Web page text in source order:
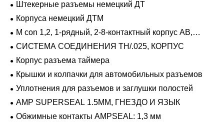
Штекерные разъемы немецкий ДТ
Корпуса немецкий ДТМ
M con 1,2, 1-рядный, 2-8-контактный корпус AB,
герметичный
СИСТЕМА СОЕДИНЕНИЯ TH/.025, КОРПУС
Корпус разъема таймера
Крышки и колпачки для автомобильных разъемов
Уплотнения для разъемов и заглушки полостей
AMP SUPERSEAL 1.5MM, ГНЕЗДО И ЯЗЫК
Обжимные контакты AMPSEAL: 1,3 мм